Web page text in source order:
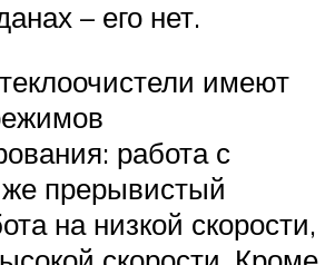
– его нет.
имеют
работа с
же прерывистый
на низкой скорости,